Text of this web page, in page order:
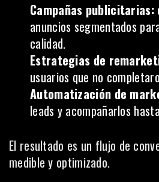
Campañas publicitarias:
anuncios segmentados
calidad.
Estrategias de
usuarios que no
Automatización de
leads y acompañarlos
El resultado es un flujo de
medible y optimizado.